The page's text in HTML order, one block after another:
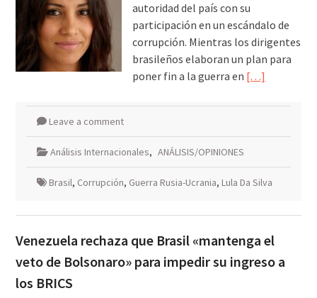
autoridad del país con su
participación en un escándalo de
corrupción. Mientras los dirigentes
brasileños elaboran un plan para
poner fin a la guerra en […]
Leave a comment
Análisis Internacionales, ANÁLISIS/OPINIONES
Brasil, Corrupción, Guerra Rusia-Ucrania, Lula Da Silva
Venezuela rechaza que Brasil «mantenga el
veto de Bolsonaro» para impedir su ingreso a
los BRICS